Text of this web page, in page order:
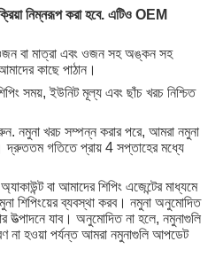
নিম্নরূপ করা হবে. এটিও OEM
বা মাত্রা এবং ওজন সহ অঙ্কন সহ
কাছে পাঠান।
সময়, ইউনিট মূল্য এবং ছাঁচ খরচ নিশ্চিত
নমুনা খরচ সম্পন্ন করার পরে, আমরা নমুনা
দ্রুততম গতিতে প্রায় 4 সপ্তাহের মধ্যে
বা আমাদের শিপিং এজেন্টের মাধ্যমে
শিপিংয়ের ব্যবস্থা করব। নমুনা অনুমোদিত
উত্পাদনে যাব। অনুমোদিত না হলে, নমুনাগুলি
না হওয়া পর্যন্ত আমরা নমুনাগুলি আপডেট